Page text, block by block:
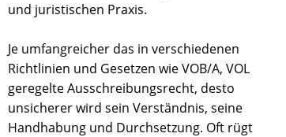
und juristischen Praxis.
Je umfangreicher das in verschiedenen
Richtlinien und Gesetzen wie VOB/A, VOL
geregelte Ausschreibungsrecht, desto
unsicherer wird sein Verständnis, seine
Handhabung und Durchsetzung. Oft rügt